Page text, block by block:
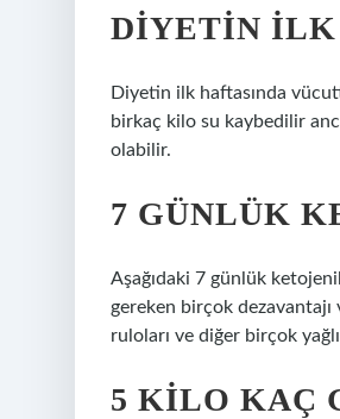
DIYETIN ILK
Diyetin ilk haftasında
birkaç kilo su kaybedilir
olabilir.
7 GÜNLÜK
Aşağıdaki 7 günlük
gereken birçok dezavantajı
ruloları ve diğer birçok
5 KILO KAÇ